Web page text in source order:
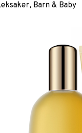
Barn & Baby